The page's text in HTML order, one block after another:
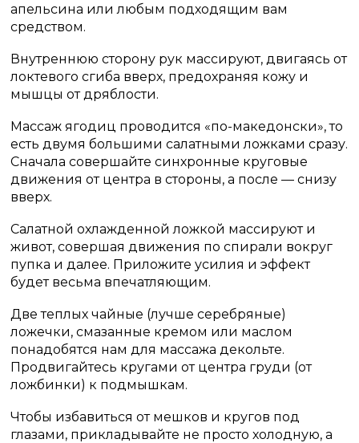
апельсина или любым подходящим вам
средством.
Внутреннюю сторону рук массируют, двигаясь от
локтевого сгиба вверх, предохраняя кожу и
мышцы от дряблости.
Массаж ягодиц проводится «по-македонски», то
есть двумя большими салатными ложками сразу.
Сначала совершайте синхронные круговые
движения от центра в стороны, а после — снизу
вверх.
Салатной охлажденной ложкой массируют и
живот, совершая движения по спирали вокруг
пупка и далее. Приложите усилия и эффект
будет весьма впечатляющим.
Две теплых чайные (лучше серебряные)
ложечки, смазанные кремом или маслом
понадобятся нам для массажа декольте.
Продвигайтесь кругами от центра груди (от
ложбинки) к подмышкам.
Чтобы избавиться от мешков и кругов под
глазами, прикладывайте не просто холодную, а